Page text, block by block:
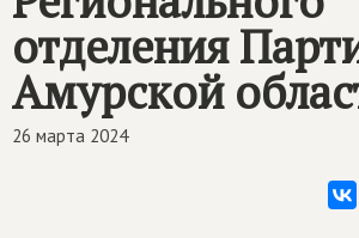
отделения
Амурской
26 марта 2024